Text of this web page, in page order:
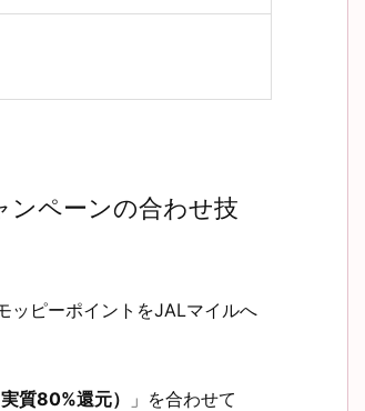
ンペーンの合わせ技
ピーポイントをJALマイルへ
質80%還元）
」を合わせて